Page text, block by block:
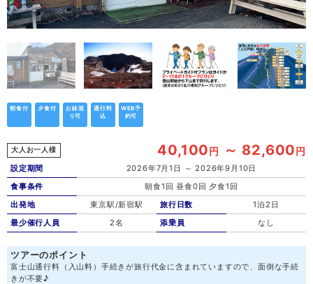
朝食付 夕食付
お鉢巡
り可
通行料
込
WEB予
約可
大人お一人様 40,100円 ～ 82,600円
設定期間
2026年7月1日 ～ 2026年9月10日
食事条件
朝食1回 昼食0回 夕食1回
出発地
東京駅/新宿駅
最少催行人員
2名
旅行日数
1泊2日
添乗員
なし
ツアーのポイント
富士山通行料（入山料）手続きが旅行代金に含まれていますので、面倒な手続
きが不要♪